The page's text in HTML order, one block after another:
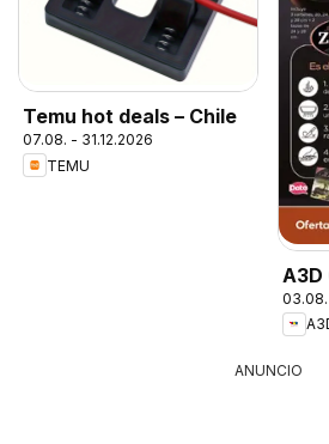
Temu hot deals – Chile
07.08. - 31.12.2026
TEMU
ANUNCIO